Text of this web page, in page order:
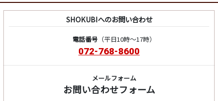
SHOKUBIへのお問い合わせ
電話番号（平日10時～17時）
072-768-8600
メールフォーム
お問い合わせフォーム